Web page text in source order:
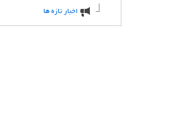
اخبار تازه ها